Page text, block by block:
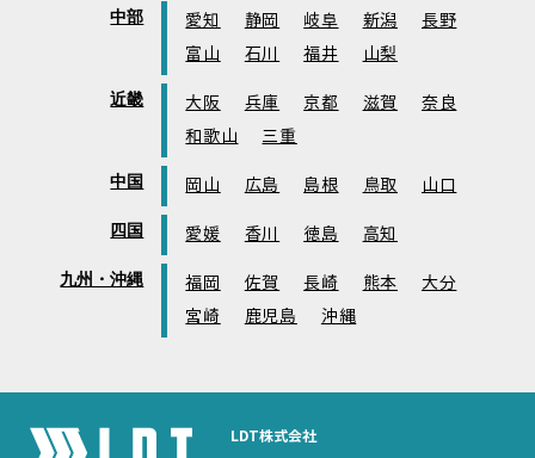
中部 愛知 静岡 岐阜 新潟
長野
富山
石川 福井 山梨
近畿 大阪 兵庫 京都 滋賀
奈良
和歌山
三重
中国 岡山 広島 島根 鳥取 山口
四国 愛媛 香川 徳島 高知
九州・沖縄 福岡 佐賀 長崎 熊本
大分
宮崎
鹿児島 沖縄
LDT株式会社